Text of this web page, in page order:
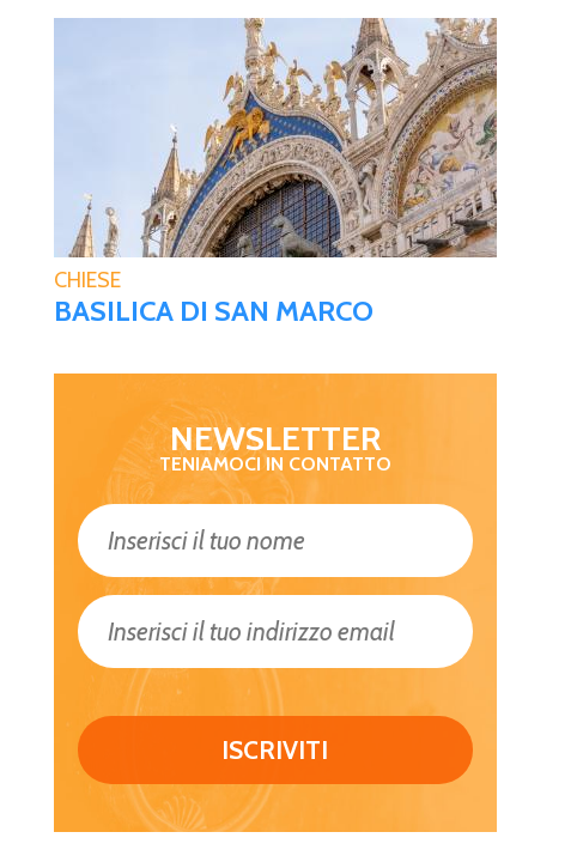
CHIESE
BASILICA DI SAN MARCO
NEWSLETTER
TENIAMOCI IN CONTATTO